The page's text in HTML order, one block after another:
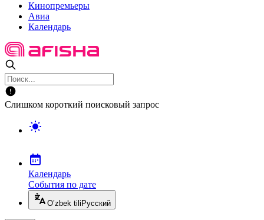
Кинопремьеры
Авиа
Календарь
Слишком короткий поисковый запрос
Календарь
События по дате
O’zbek tili Русский